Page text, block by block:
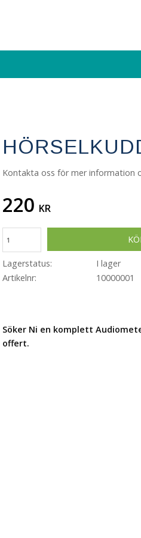
Kontakta oss för mer information
220 KR
Lagerstatus
I lager
Artikelnr
10000001
Söker Ni en komplett
offert.